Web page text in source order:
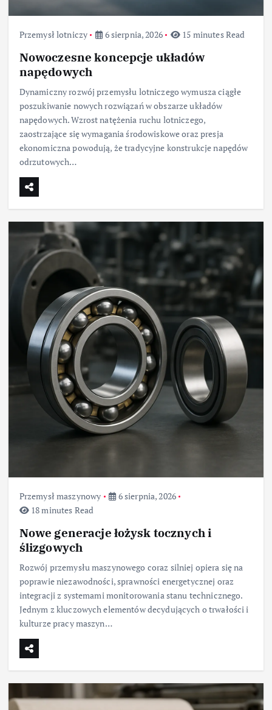
Przemysł lotniczy 6 sierpnia, 2026 15 minutes Read
Nowoczesne koncepcje układów
napędowych
Dynamiczny rozwój przemysłu lotniczego wymusza ciągłe
poszukiwanie nowych rozwiązań w obszarze układów
napędowych. Wzrost natężenia ruchu lotniczego,
zaostrzające się wymagania środowiskowe oraz presja
ekonomiczna powodują, że tradycyjne konstrukcje napędów
odrzutowych…
Przemysł maszynowy
6 sierpnia, 2026
18 minutes Read
Nowe generacje łożysk tocznych i
ślizgowych
Rozwój przemysłu maszynowego coraz silniej opiera się na
poprawie niezawodności, sprawności energetycznej oraz
integracji z systemami monitorowania stanu technicznego.
Jednym z kluczowych elementów decydujących o trwałości i
kulturze pracy maszyn…